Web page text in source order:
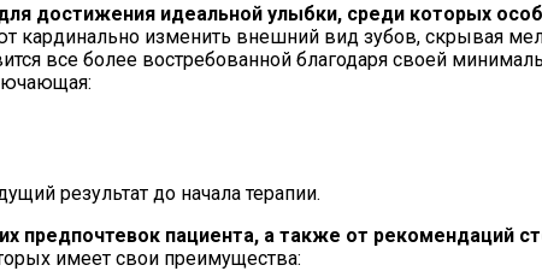
достижения идеальной улыбки, среди которых
кардинально изменить внешний вид зубов, скрывая
все более востребованной благодаря своей
результат до начала терапии.
предпочтевок пациента, а также от рекомендаций
имеет свои преимущества: